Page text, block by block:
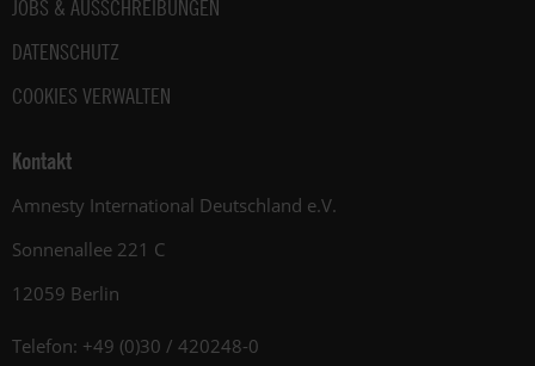
JOBS & AUSSCHREIBUNGEN
DATENSCHUTZ
COOKIES VERWALTEN
Kontakt
Amnesty International Deutschland e.V.
Sonnenallee 221 C
12059 Berlin
Telefon: +49 (0)30 / 420248-0